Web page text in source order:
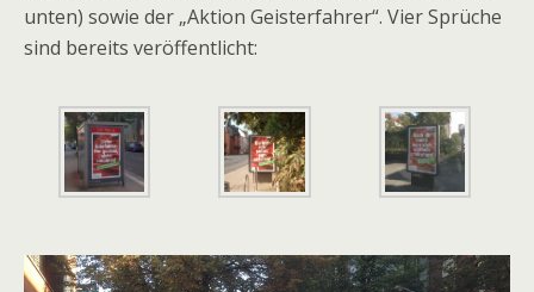
unten) sowie der „Aktion Geisterfahrer“. Vier Sprüche
sind bereits veröffentlicht: